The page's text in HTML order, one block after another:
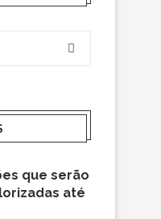
que serão
até